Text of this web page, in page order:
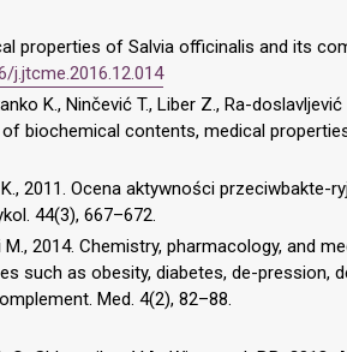
properties of Salvia officinalis and its
j.jtcme.2016.12.014
K., Ninčević T., Liber Z., Ra-
biochemical contents, medical
2011. Ocena aktywności przeciwbakte-
44(3), 667–672.
2014. Chemistry, pharmacology, and
such as obesity, diabetes, de-pression,
Med. 4(2), 82–88.